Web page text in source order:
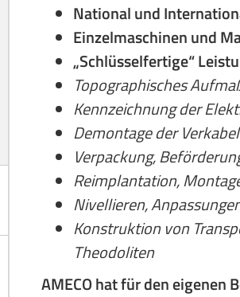
National und
Einzelmaschinen und
„Schlüsselfertige“
Topographisches
Kennzeichnung der
Demontage der
Verpackung,
Reimplantation,
Nivellieren,
Konstruktion von
Theodoliten
AMECO hat für den eigenen